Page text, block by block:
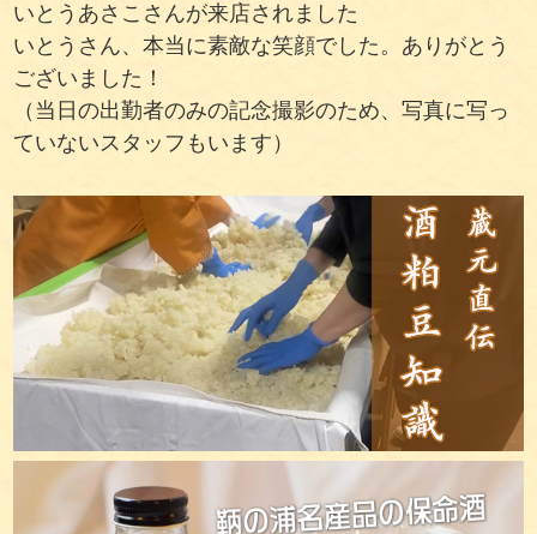
いとうあさこさんが来店されました
いとうさん、本当に素敵な笑顔でした。ありがとう
ございました！
（当日の出勤者のみの記念撮影のため、写真に写っ
ていないスタッフもいます）